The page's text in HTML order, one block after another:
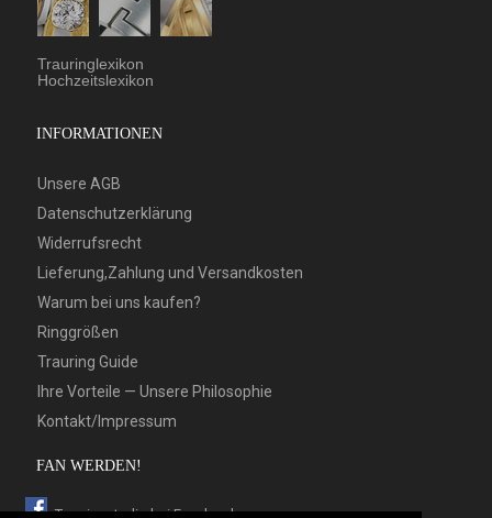
Trauringlexikon
Hochzeitslexikon
INFORMATIONEN
Unsere AGB
Datenschutzerklärung
Widerrufsrecht
Lieferung,Zahlung und Versandkosten
Warum bei uns kaufen?
Ringgrößen
Trauring Guide
Ihre Vorteile — Unsere Philosophie
Kontakt/Impressum
FAN WERDEN!
Trauringstudio bei Facebook